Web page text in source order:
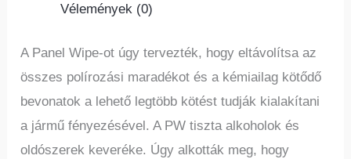
Vélemények (0)
A Panel Wipe-ot úgy tervezték, hogy eltávolítsa az
összes polírozási maradékot és a kémiailag kötődő
bevonatok a lehető legtöbb kötést tudják kialakítani
a jármű fényezésével. A PW tiszta alkoholok és
oldószerek keveréke. Úgy alkották meg, hogy